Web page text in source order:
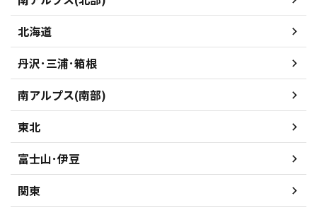
北海道
丹沢･三浦･箱根
南アルプス(南部)
東北
富士山･伊豆
関東